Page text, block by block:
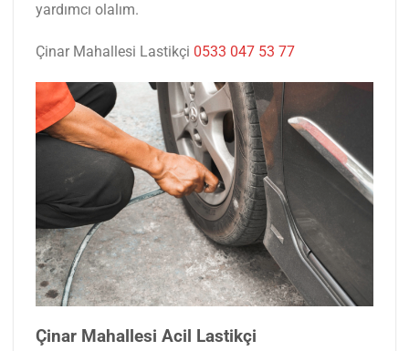
yardımcı olalım.
Çinar Mahallesi Lastikçi 0533 047 53 77
Çinar Mahallesi Acil Lastikçi